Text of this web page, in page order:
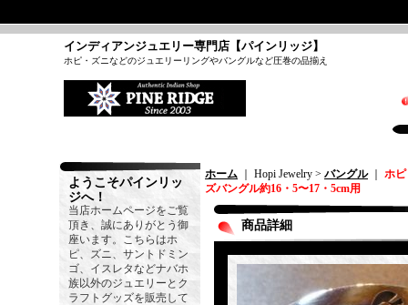
インディアンジュエリー専門店【パインリッジ】
ホピ・ズニなどのジュエリーリングやバングルなど圧巻の品揃え
ようこそパインリッ
ジへ！
当店ホームページをご覧
頂き、誠にありがとう御
座います。こちらはホ
ピ、ズニ、サントドミン
ゴ、イスレタなどナバホ
族以外のジュエリーとク
ラフトグッズを販売して
ホーム ｜ Hopi Jewelry > バングル｜ ホ
ズバングル約16・5〜17・5cm用
商品詳細